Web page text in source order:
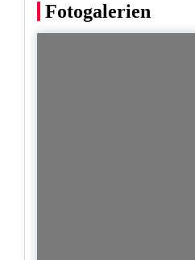
Fotogalerien